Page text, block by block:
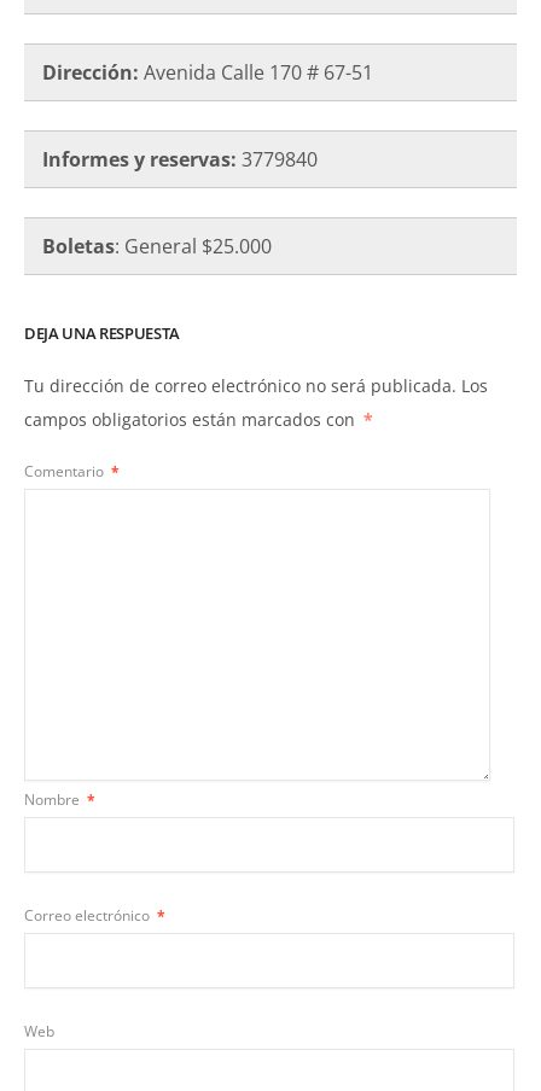
Dirección: Avenida Calle 170 # 67-51
Informes y reservas: 3779840
Boletas: General $25.000
DEJA UNA RESPUESTA
Tu dirección de correo electrónico no será publicada. Los
campos obligatorios están marcados con *
Comentario *
Nombre *
Correo electrónico *
Web